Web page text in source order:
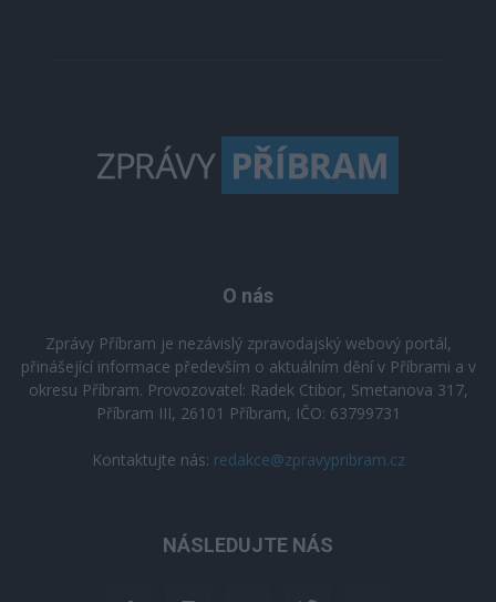
O nás
Zprávy Příbram je nezávislý zpravodajský webový portál,
přinášející informace především o aktuálním dění v Příbrami a v
okresu Příbram. Provozovatel: Radek Ctibor, Smetanova 317,
Příbram III, 26101 Příbram, IČO: 63799731
Kontaktujte nás: redakce@zpravypribram.cz
NÁSLEDUJTE NÁS